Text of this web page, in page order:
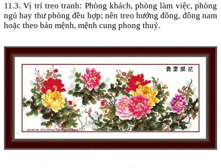
11.3. Vị trí treo tranh: Phòng khách, phòng làm việc, phòng
ngủ hay thư phòng đều hợp; nên treo hướng đông, đông nam
hoặc theo bản mệnh, mệnh cung phong thuỷ.